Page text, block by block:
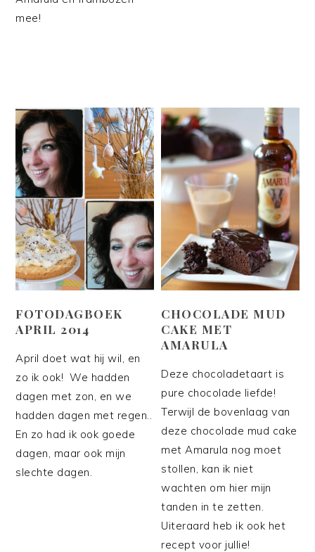
mee!
FOTODAGBOEK
APRIL 2014
April doet wat hij wil, en
zo ik ook! We hadden
dagen met zon, en we
hadden dagen met regen..
En zo had ik ook goede
dagen, maar ook mijn
slechte dagen.
CHOCOLADE MUD
CAKE MET
AMARULA
Deze chocoladetaart is
pure chocolade liefde!
Terwijl de bovenlaag van
deze chocolade mud cake
met Amarula nog moet
stollen, kan ik niet
wachten om hier mijn
tanden in te zetten.
Uiteraard heb ik ook het
recept voor jullie!